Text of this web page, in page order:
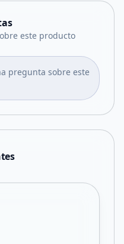
este producto
pregunta sobre este